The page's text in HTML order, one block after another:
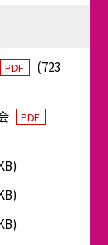
PDF
(723
PDF